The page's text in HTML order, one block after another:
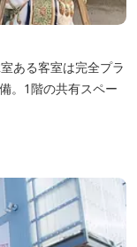
ある客室は完全プラ
。1階の共有スペー